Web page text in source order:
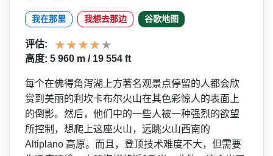
我在那里 我想去那边 谷歌地图
评估:
高度: 5 960 m / 19 554 ft
每个在佛得角泻湖上方著名观­景点停留的人都会欣
赏到美丽的利坎卡布尔火山在其色­彩惊人的表面上
的倒影。然后，他们中的一些人被一种­强烈的欲望
所控制，想爬上这座火山，远眺火山西南的
Altiplano 高原。而且，登顶技术难度不­大，但需要